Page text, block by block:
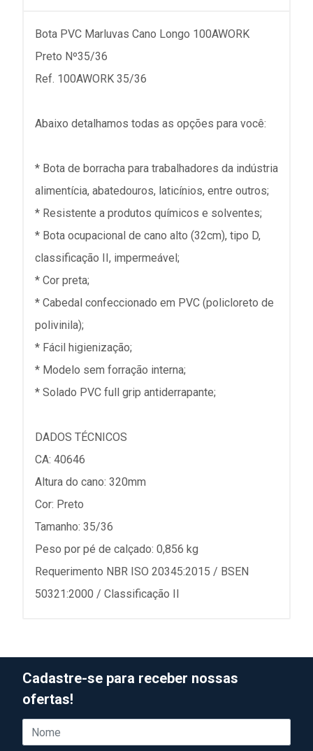
Bota PVC Marluvas Cano Longo 100AWORK
Preto Nº35/36
Ref. 100AWORK 35/36
Abaixo detalhamos todas as opções para você:
* Bota de borracha para trabalhadores da indústria
alimentícia, abatedouros, laticínios, entre outros;
* Resistente a produtos químicos e solventes;
* Bota ocupacional de cano alto (32cm), tipo D,
classificação II, impermeável;
* Cor preta;
* Cabedal confeccionado em PVC (policloreto de
polivinila);
* Fácil higienização;
* Modelo sem forração interna;
* Solado PVC full grip antiderrapante;
DADOS TÉCNICOS
CA: 40646
Altura do cano: 320mm
Cor: Preto
Tamanho: 35/36
Peso por pé de calçado: 0,856 kg
Requerimento NBR ISO 20345:2015 / BSEN
50321:2000 / Classificação II
Cadastre-se para receber nossas
ofertas!